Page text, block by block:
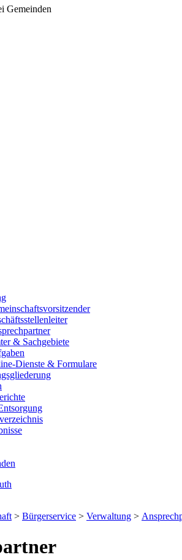
& Sachgebiete
Dienste & Formulare
> Bürgerservice > Verwaltung >